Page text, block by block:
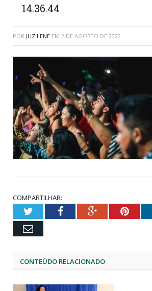
14.36.44
POR JUZILENE EM 2 DE AGOSTO DE 2022
COMPARTILHAR:
TwitterFacebookGoogle+
Email
CONTEÚDO RELACIONADO